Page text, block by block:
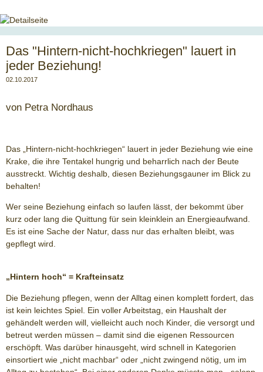
Das "Hintern-nicht-hochkriegen" lauert in
jeder Beziehung!
02.10.2017
von Petra Nordhaus
Das „Hintern-nicht-hochkriegen“ lauert in jeder Beziehung wie eine
Krake, die ihre Tentakel hungrig und beharrlich nach der Beute
ausstreckt. Wichtig deshalb, diesen Beziehungsgauner im Blick zu
behalten!
Wer seine Beziehung einfach so laufen lässt, der bekommt über
kurz oder lang die Quittung für sein kleinklein an Energieaufwand.
Es ist eine Sache der Natur, dass nur das erhalten bleibt, was
gepflegt wird.
„Hintern hoch“ = Krafteinsatz
Die Beziehung pflegen, wenn der Alltag einen komplett fordert, das
ist kein leichtes Spiel. Ein voller Arbeitstag, ein Haushalt der
gehändelt werden will, vielleicht auch noch Kinder, die versorgt und
betreut werden müssen – damit sind die eigenen Ressourcen
erschöpft. Was darüber hinausgeht, wird schnell in Kategorien
einsortiert wie „nicht machbar“ oder „nicht zwingend nötig, um im